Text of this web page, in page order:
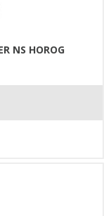
NS HOROG